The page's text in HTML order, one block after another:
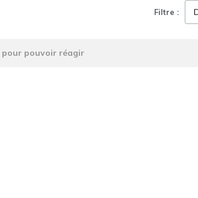
Filtre :
pour pouvoir réagir